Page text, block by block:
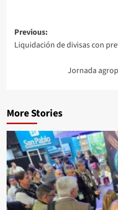
Post
navigation
Previous:
Liquidación de divisas con
Jornada
More Stories